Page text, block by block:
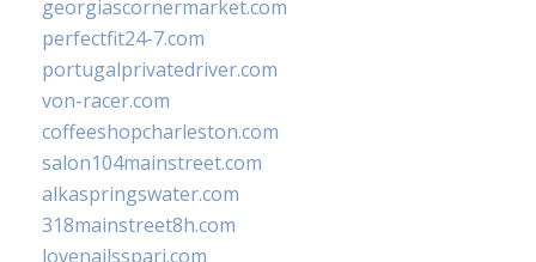
georgiascornermarket.com
perfectfit24-7.com
portugalprivatedriver.com
von-racer.com
coffeeshopcharleston.com
salon104mainstreet.com
alkaspringswater.com
318mainstreet8h.com
lovenailsspari.com